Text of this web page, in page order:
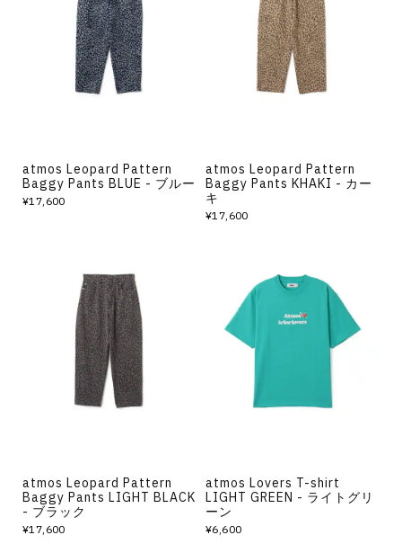
atmos Leopard Pattern
Baggy Pants BLUE - ブルー
¥17,600
atmos Leopard Pattern
Baggy Pants KHAKI - カー
キ
¥17,600
atmos Leopard Pattern
Baggy Pants LIGHT BLACK
- ブラック
¥17,600
atmos Lovers T-shirt
LIGHT GREEN - ライトグリ
ーン
¥6,600